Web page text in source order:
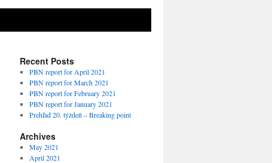
Recent Posts
PBN report for April 2021
PBN report for March 2021
PBN report for February 2021
PBN report for January 2021
Prehľad 20. týždeň – Breaking point
Archives
May 2021
April 2021